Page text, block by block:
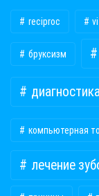
reciproc
бруксизм
компьютерная
лечение